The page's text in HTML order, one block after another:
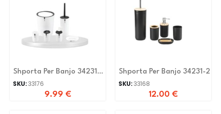
Shporta Per Banjo 34231-
10
SKU:33176
9.99 €
Shporta Per Banjo 34231-2
SKU:33168
12.00 €